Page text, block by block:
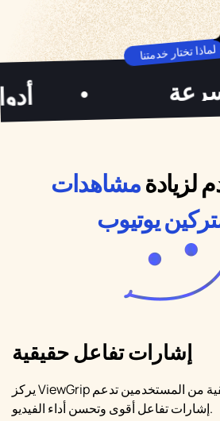
لماذا تختار خدمتنا
الظهور بسرعة
لزيادةمشاهدات
يوتيوب
إشارات تفاعل حقيقية
يركز ViewGrip على توليد تفاعلات حقيقية من المستخدمين تدعم
إشارات تفاعل أقوى وتحسن أداء الفيديو.